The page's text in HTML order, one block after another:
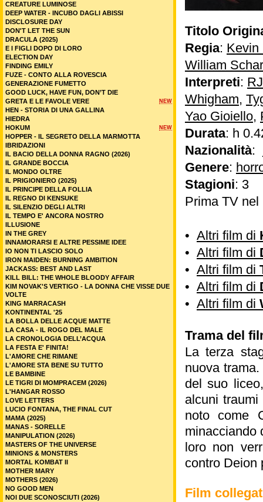
Titolo
Regia: Kevin
William
Interpreti:
Whigham,
Yao Gioiello,
Durata: h
Nazionalità:
Genere:
Stagioni: 3
Prima TV
• Altri film di
• Altri film di
• Altri film di
• Altri film di
• Altri film di
Trama del
La terza
nuova
del suo
alcuni
noto come
minacciando
loro non
contro Deion
Film
CREATURE LUMINOSE
DEEP WATER - INCUBO DAGLI ABISSI
DISCLOSURE DAY
DON'T LET THE SUN
DRACULA (2025)
E I FIGLI DOPO DI LORO
ELECTION DAY
FINDING EMILY
FUZE - CONTO ALLA ROVESCIA
GENERAZIONE FUMETTO
GOOD LUCK, HAVE FUN, DON’T DIE
NEW
GRETA E LE FAVOLE VERE
HEN - STORIA DI UNA GALLINA
HIEDRA
NEW
HOKUM
HOPPER - IL SEGRETO DELLA MARMOTTA
IBRIDAZIONI
IL BACIO DELLA DONNA RAGNO (2026)
IL GRANDE BOCCIA
IL MONDO OLTRE
IL PRIGIONIERO (2025)
IL PRINCIPE DELLA FOLLIA
IL REGNO DI KENSUKE
IL SILENZIO DEGLI ALTRI
IL TEMPO E' ANCORA NOSTRO
ILLUSIONE
IN THE GREY
INNAMORARSI E ALTRE PESSIME IDEE
IO NON TI LASCIO SOLO
IRON MAIDEN: BURNING AMBITION
JACKASS: BEST AND LAST
KILL BILL: THE WHOLE BLOODY AFFAIR
KIM NOVAK'S VERTIGO - LA DONNA CHE VISSE DUE
VOLTE
KING MARRACASH
KONTINENTAL '25
LA BOLLA DELLE ACQUE MATTE
LA CASA - IL ROGO DEL MALE
LA CRONOLOGIA DELL’ACQUA
LA FESTA E' FINITA!
L'AMORE CHE RIMANE
L'AMORE STA BENE SU TUTTO
LE BAMBINE
LE TIGRI DI MOMPRACEM (2026)
L'HANGAR ROSSO
LOVE LETTERS
LUCIO FONTANA, THE FINAL CUT
MAMA (2025)
MANAS - SORELLE
MANIPULATION (2026)
MASTERS OF THE UNIVERSE
MINIONS & MONSTERS
MORTAL KOMBAT II
MOTHER MARY
MOTHERS (2026)
NO GOOD MEN
NOI DUE SCONOSCIUTI (2026)